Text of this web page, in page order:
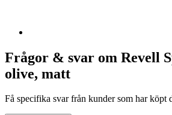
Frågor & svar om Revell
olive, matt
Få specifika svar från kunder som har köpt